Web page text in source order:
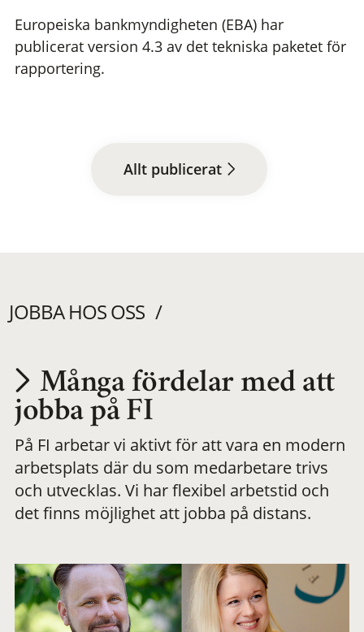
Europeiska bankmyndigheten (EBA) har
publicerat version 4.3 av det tekniska paketet för
rapportering.
Allt publicerat
JOBBA HOS OSS
Utvecklas på en
meningsfull och
flexibel
Många fördelar med att
jobba på FI
På FI arbetar vi aktivt för att vara en modern
arbetsplats där du som medarbetare trivs
och utvecklas. Vi har flexibel arbetstid och
det finns möjlighet att jobba på distans.